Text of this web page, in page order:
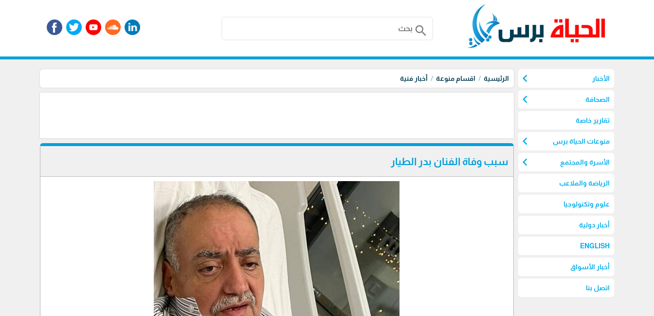
search
الأخبار chevron_left
الصحافة chevron_left
تقارير خاصة
منوعات الحياة برس chevron_left
الأسرة والمجتمع chevron_left
الرياضة والملاعب
علوم وتكنولوجيا
أخبار دولية
ENGLISH
أخبار الأسواق
اتصل بنا
الرئيسية اقسام منوعة أخبار فنية
سبب وفاة الفنان بدر الطيار